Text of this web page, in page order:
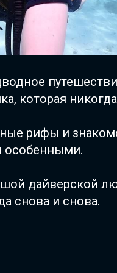
которая
рифы и
особенными.
дайверской
снова и снова.